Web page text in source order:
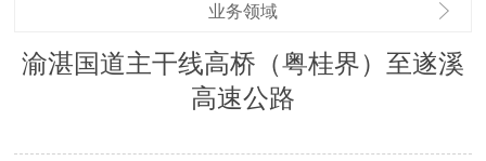
业务领域
渝湛国道主干线高桥（粤桂界）至遂溪
高速公路